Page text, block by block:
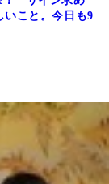
こと。今日も9